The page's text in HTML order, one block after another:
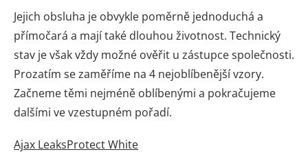
Jejich obsluha je obvykle poměrně jednoduchá a
přímočará a mají také dlouhou životnost. Technický
stav je však vždy možné ověřit u zástupce společnosti.
Prozatím se zaměříme na 4 nejoblíbenější vzory.
Začneme těmi nejméně oblíbenými a pokračujeme
dalšími ve vzestupném pořadí.
Ajax LeaksProtect White